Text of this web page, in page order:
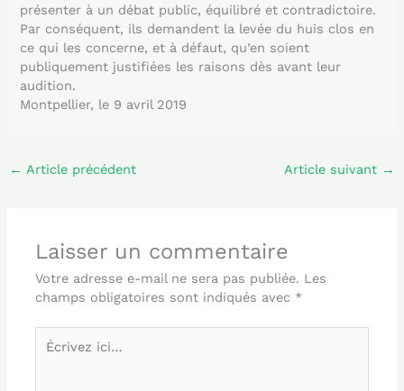
présenter à un débat public, équilibré et contradictoire.
Par conséquent, ils demandent la levée du huis clos en
ce qui les concerne, et à défaut, qu’en soient
publiquement justifiées les raisons dès avant leur
audition.
Montpellier, le 9 avril 2019
← Article précédent Article suivant →
Laisser un commentaire
Votre adresse e-mail ne sera pas publiée. Les
champs obligatoires sont indiqués avec *
ici…